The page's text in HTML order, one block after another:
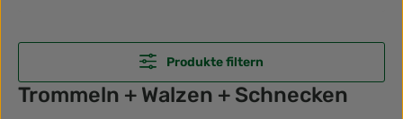
Produkte filtern
Trommeln + Walzen + Schnecken